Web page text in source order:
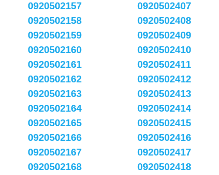
0920502157
0920502158
0920502159
0920502160
0920502161
0920502162
0920502163
0920502164
0920502165
0920502166
0920502167
0920502168
0920502407
0920502408
0920502409
0920502410
0920502411
0920502412
0920502413
0920502414
0920502415
0920502416
0920502417
0920502418